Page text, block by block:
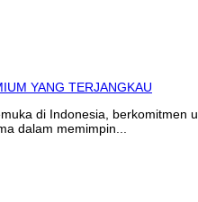
di Indonesia, berkomitmen
dalam memimpin...